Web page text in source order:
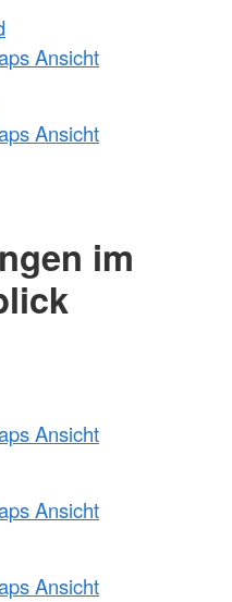
Ansicht
Ansicht
im
Ansicht
Ansicht
Ansicht